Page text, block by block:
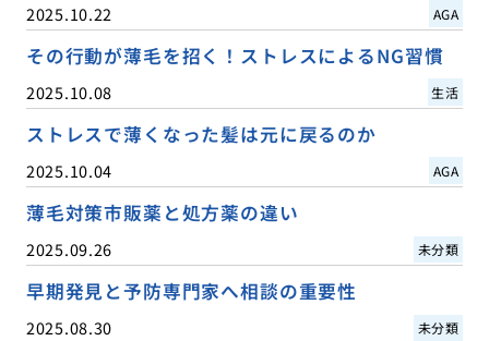
2025.10.22 AGA
その行動が薄毛を招く！ストレスによるNG習慣
2025.10.08 生活
ストレスで薄くなった髪は元に戻るのか
2025.10.04 AGA
薄毛対策市販薬と処方薬の違い
2025.09.26 未分類
早期発見と予防専門家へ相談の重要性
2025.08.30 未分類